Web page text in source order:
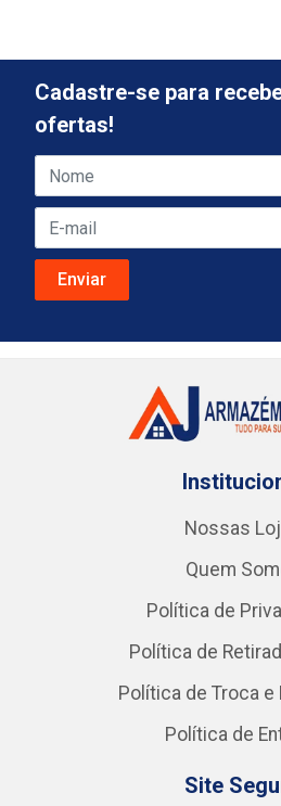
Cadastre-se para
ofertas!
Nossas
Quem
Política de
Política de
Política de Troca e
Política de
Site